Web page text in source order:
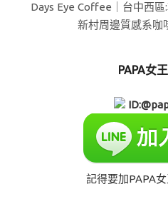
Days Eye Coffee｜台中西
新村周邊質感系咖
PAPA女
記得要加PAPA